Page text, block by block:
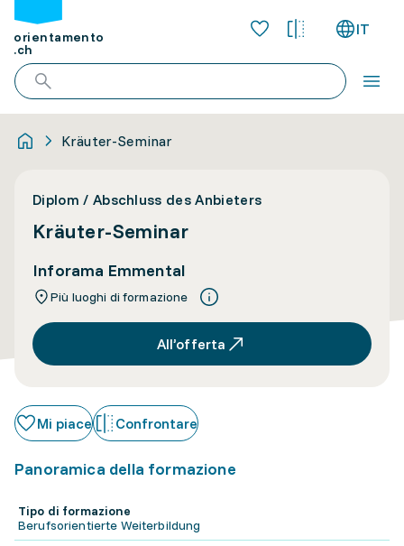
orientamento
.ch
IT
Kräuter-Seminar
Diplom / Abschluss des Anbieters
Kräuter-Seminar
Inforama Emmental
Più luoghi di formazione
All’offerta
Mi piace Confrontare
Panoramica della formazione
Tipo di formazione
Berufsorientierte Weiterbildung